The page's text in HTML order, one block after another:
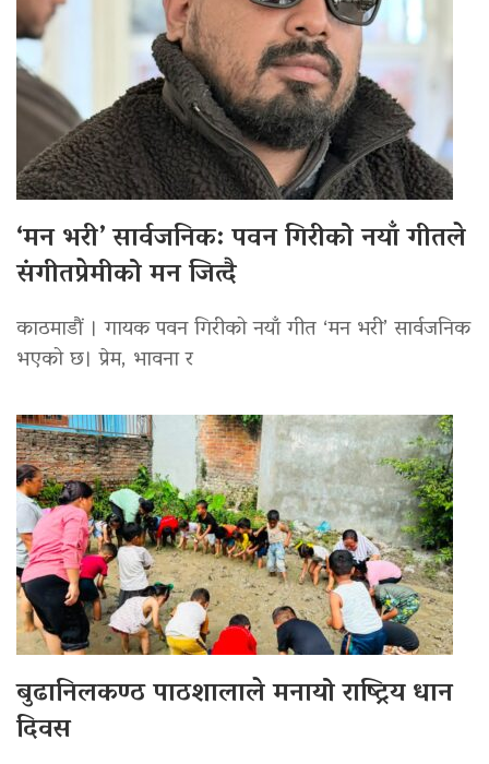
‘मन भरी’ सार्वजनिक: पवन गिरीको नयाँ गीतले
संगीतप्रेमीको मन जित्दै
काठमाडौं । गायक पवन गिरीको नयाँ गीत ‘मन भरी’ सार्वजनिक
भएको छ। प्रेम, भावना र
बुढानिलकण्ठ पाठशालाले मनायो राष्ट्रिय धान
दिवस